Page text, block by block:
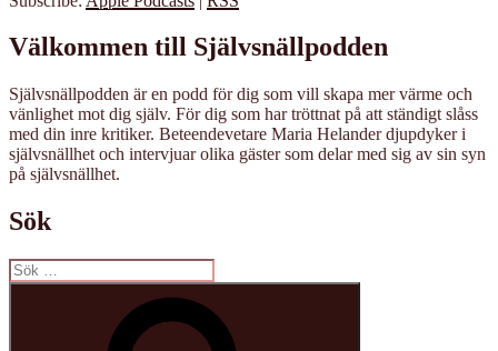
Välkommen till Självsnällpodden
Självsnällpodden är en podd för dig som vill skapa mer värme och
vänlighet mot dig själv. För dig som har tröttnat på att ständigt slåss
med din inre kritiker. Beteendevetare Maria Helander djupdyker i
självsnällhet och intervjuar olika gäster som delar med sig av sin syn
på självsnällhet.
Sök
Sök
efter: